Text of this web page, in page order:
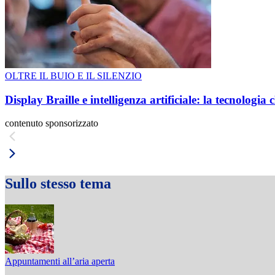
OLTRE IL BUIO E IL SILENZIO
Display Braille e intelligenza artificiale: la tecnologia
contenuto sponsorizzato
Sullo stesso tema
Appuntamenti all’aria aperta